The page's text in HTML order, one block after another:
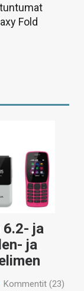
Fold
ja
ja
Kommentit (23)